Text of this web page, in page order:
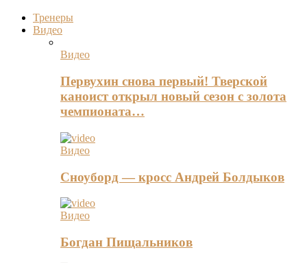
Тренеры
Видео
Видео
Первухин снова первый! Тверской
каноист открыл новый сезон с золота
чемпионата…
Видео
Сноуборд — кросс Андрей Болдыков
Видео
Богдан Пищальников